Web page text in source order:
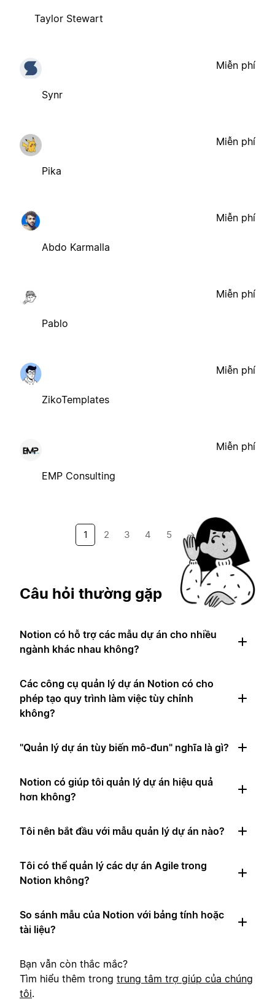
Taylor Stewart
Synr
Miễn phí
Pika
Miễn phí
Abdo Karmalla
Miễn phí
Pablo
Miễn phí
ZikoTemplates
Miễn phí
EMP Consulting
Miễn phí
1 2 3 4 5 →
Câu hỏi thường gặp
Notion có hỗ trợ các mẫu dự án cho nhiều
ngành khác nhau không?
Các công cụ quản lý dự án Notion có cho
phép tạo quy trình làm việc tùy chỉnh
không?
"Quản lý dự án tùy biến mô-đun" nghĩa là gì?
Notion có giúp tôi quản lý dự án hiệu quả
hơn không?
Tôi nên bắt đầu với mẫu quản lý dự án nào?
Tôi có thể quản lý các dự án Agile trong
Notion không?
So sánh mẫu của Notion với bảng tính hoặc
tài liệu?
Bạn vẫn còn thắc mắc?
Tìm hiểu thêm trong trung tâm trợ giúp của chúng
tôi.